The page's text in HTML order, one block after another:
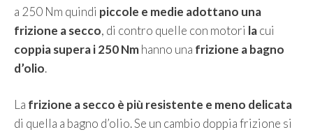
a 250 Nm quindi piccole e medie adottano una
frizione a secco, di contro quelle con motori lacui
coppia supera i 250 Nmhanno una frizione a bagno
d’olio.
La frizione a secco è più resistente e meno delicata
di quella a bagno d’olio. Se un cambio doppia frizione si